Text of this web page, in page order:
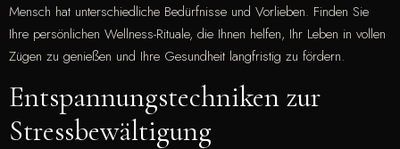
Mensch hat unterschiedliche Bedürfnisse und Vorlieben. Finden Sie
Ihre persönlichen Wellness-Rituale, die Ihnen helfen, Ihr Leben in vollen
Zügen zu genießen und Ihre Gesundheit langfristig zu fördern.
Entspannungstechniken zur
Stressbewältigung